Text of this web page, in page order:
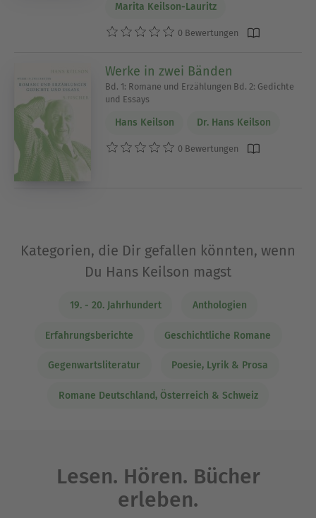
Marita Keilson-Lauritz
0 Bewertungen
Werke in zwei Bänden
Bd. 1: Romane und Erzählungen Bd. 2: Gedichte
und Essays
Hans Keilson Dr. Hans Keilson
0 Bewertungen
Kategorien, die Dir gefallen könnten, wenn
Du Hans Keilson magst
19. - 20. Jahrhundert Anthologien
Erfahrungsberichte Geschichtliche Romane
Gegenwartsliteratur Poesie, Lyrik & Prosa
Romane Deutschland, Österreich & Schweiz
Lesen. Hören. Bücher
erleben.